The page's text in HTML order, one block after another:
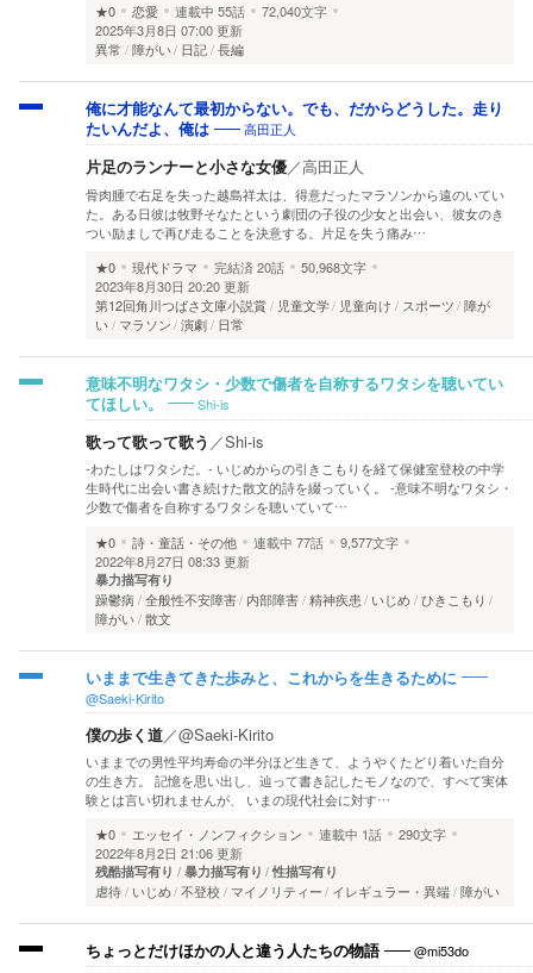
★0
恋愛 連載中 55話
72,040文字
2025年3月8日 07:00 更新
異常
障がい 日記 長編
俺に才能なんて最初からない。でも、だからどうした。走り
たいんだよ、俺は
高田正人
片足のランナーと小さな女優／高田正人
骨肉腫で右足を失った越島祥太は、得意だったマラソンから遠のいてい
た。ある日彼は牧野そなたという劇団の子役の少女と出会い、彼女のき
つい励ましで再び走ることを決意する。片足を失う痛み…
★0
現代ドラマ 完結済20話
50,968文字
2023年8月30日 20:20 更新
第12回角川つばさ文庫小説賞
児童文学 児童向け スポーツ 障が
い
マラソン 演劇 日常
意味不明なワタシ・少数で傷者を自称するワタシを聴いてい
てほしい。
Shi-is
歌って歌って歌う ／Shi-is
-わたしはワタシだ。- いじめからの引きこもりを経て保健室登校の中学
生時代に出会い書き続けた散文的詩を綴っていく。 -意味不明なワタシ・
少数で傷者を自称するワタシを聴いていて…
★0
詩・童話・その他 連載中 77話
9,577文字
2022年8月27日 08:33 更新
暴力描写有り
躁鬱病 全般性不安障害 内部障害 精神疾患 いじめ ひきこもり
障がい 散文
いままで生きてきた歩みと、これからを生きるために
@Saeki-Kirito
僕の歩く道／@Saeki-Kirito
いままでの男性平均寿命の半分ほど生きて、ようやくたどり着いた自分
の生き方。 記憶を思い出し、辿って書き記したモノなので、すべて実体
験とは言い切れませんが、 いまの現代社会に対す…
★0
エッセイ・ノンフィクション 連載中 1話
290文字
2022年8月2日 21:06 更新
残酷描写有り 暴力描写有り 性描写有り
虐待 いじめ 不登校 マイノリティー イレギュラー・異端 障がい
ちょっとだけほかの人と違う人たちの物語 @mi53do